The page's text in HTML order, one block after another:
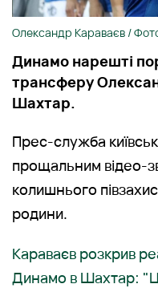
Олександр Караваєв /
Динамо нарешті
трансферу
Шахтар.
Прес-служба
прощальним відео-
колишнього
родини.
Караваєв розкрив
Динамо в Шахтар: